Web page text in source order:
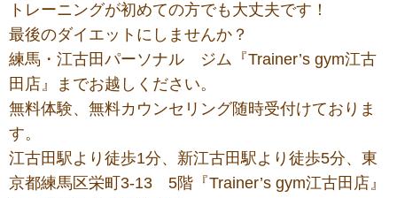
トレーニングが初めての方でも大丈夫です！
最後のダイエットにしませんか？
練馬・江古田パーソナル ジム『Trainer’s gym江古
田店』までお越しください。
無料体験、無料カウンセリング随時受付けておりま
す。
江古田駅より徒歩1分、新江古田駅より徒歩5分、東
京都練馬区栄町3-13 5階『Trainer’s gym江古田店』